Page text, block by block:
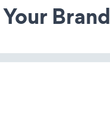
Brand